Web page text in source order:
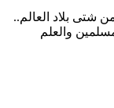
شتى بلاد العالم..
والعلم